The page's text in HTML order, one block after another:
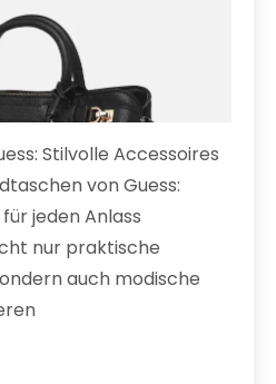
Stilvolle Accessoires
von Guess:
jeden Anlass
nur praktische
auch modische